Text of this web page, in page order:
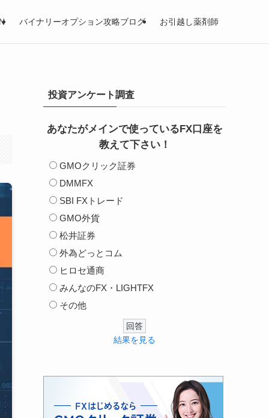
バイナリーオプション攻略ブログ お引越し薬剤師
投資アンケート調査
あなたがメインで使っているFX口座を
教えて下さい！
GMOクリック証券
DMMFX
SBI FXトレード
GMO外貨
松井証券
外為どっとコム
ヒロセ通商
みんなのFX・LIGHTFX
その他
結果を見る